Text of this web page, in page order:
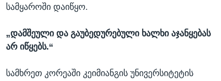
სამყაროში დაიწყო.
„დამშეული და გაუბედურებული ხალხი აჯანყებას
არ იწყებს.“
სამხრეთ კორეაში კეიმიანგის უნივერსიტეტის